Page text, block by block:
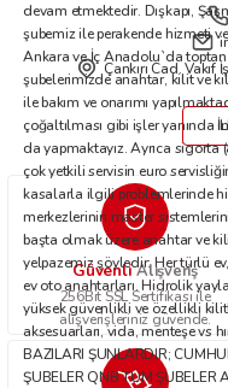
devam etmektedir. Dışkapı,
şubemiz ile perakende hizmeti
Ankara ve İç Anadolu`da toptan
şubelerimizde anahtar, kilit ve
ile bakım ve onarımı
çoğaltılması gibi işler yanında
da yapmaktayız. Ayrıca
çok yetkili servisin euro
kasalarla ilgili problemlerinde
merkezlerinin master
başta olmak üzere anahtar ve
yelpazemiz şöyledir: Her türlü
ev oto anahtarları. Hidrolik
yüksek güvenlikli ve özellikli
aksesuarları, vida, menteşe vs
BAZILARI ŞUNLARDIR;
ŞUBELER QNB TÜM ŞUBELER
Çankırı Cad.
GüvenliAlışveriş
256Bit SSL Sertifikası ile
alışverişleriniz güvende.